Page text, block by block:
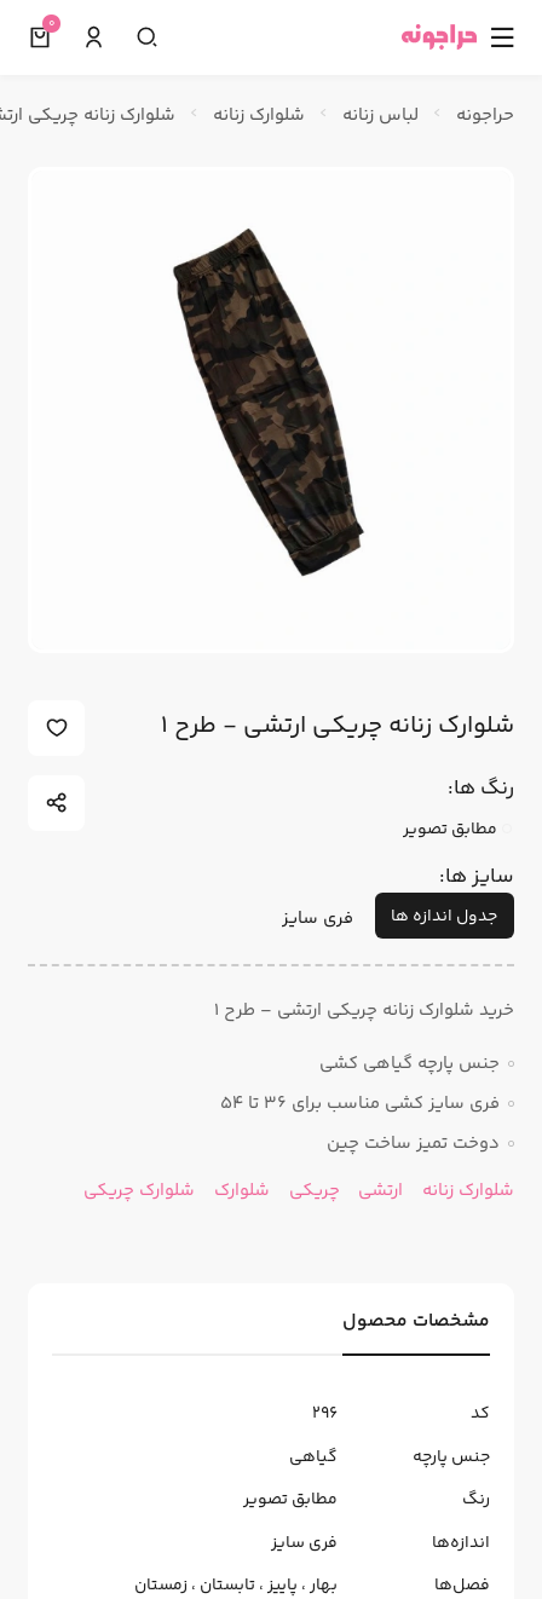
☰
0
حراجونه لباس زنانه شلوارک زنانه شلوارک زنانه چریکی
شلوارک زنانه چریکی ارتشی - طرح 1
رنگ ها:
مطابق تصویر
سایز ها:
جدول اندازه ها فری سایز
خرید شلوارک زنانه چریکی ارتشی – طرح 1
جنس پارچه گیاهی کشی
فری سایز کشی مناسب برای 36 تا 54
دوخت تمیز ساخت چین
شلوارک زنانه
ارتشی چریکی شلوارک شلوارک چریکی
مشخصات محصول
کد
296
جنس پارچه
گیاهی
رنگ
مطابق تصویر
اندازه‌ها
فری سایز
فصل‌ها
بهار، پاییز،تابستان ، زمستان